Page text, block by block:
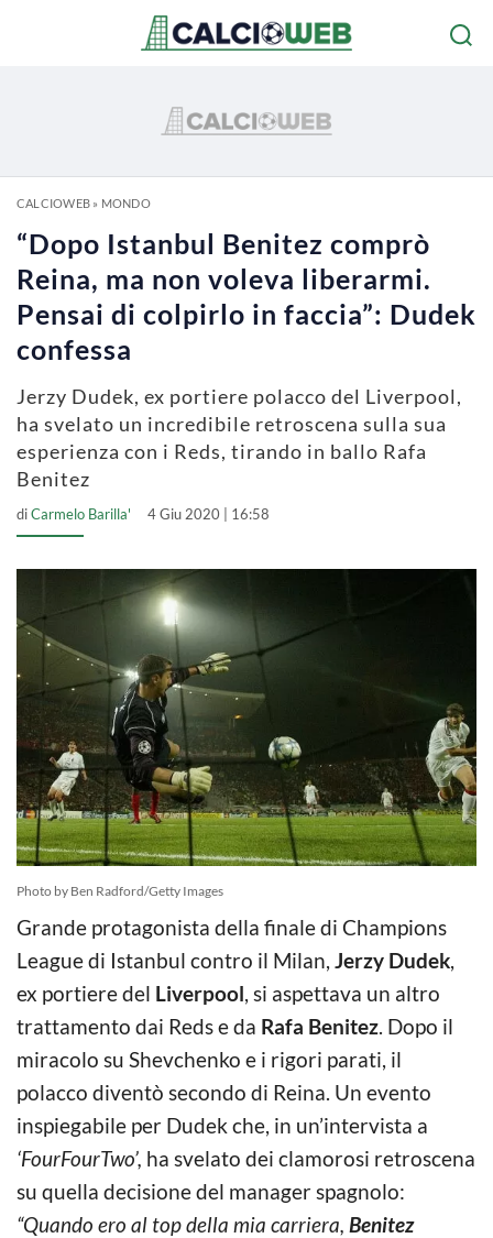
CALCIOWEB» MONDO
“Dopo Istanbul Benitez comprò
Reina, ma non voleva liberarmi.
Pensai di colpirlo in faccia”: Dudek
confessa
Jerzy Dudek, ex portiere polacco del Liverpool,
ha svelato un incredibile retroscena sulla sua
esperienza con i Reds, tirando in ballo Rafa
Benitez
diCarmelo Barilla' 4 Giu 2020 | 16:58
Photo by Ben Radford/Getty Images
Grande protagonista della finale di Champions
League di Istanbul contro il Milan, Jerzy Dudek,
ex portiere del Liverpool, si aspettava un altro
trattamento dai Reds e da Rafa Benitez. Dopo il
miracolo su Shevchenko e i rigori parati, il
polacco diventò secondo di Reina. Un evento
inspiegabile per Dudek che, in un’intervista a
‘FourFourTwo’, ha svelato dei clamorosi retroscena
su quella decisione del manager spagnolo:
“Quando ero al top della mia carriera, Benitez